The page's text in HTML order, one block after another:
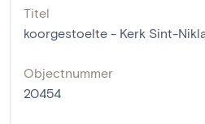
Titel
koorgestoelte - Kerk Sint-
Objectnummer
20454